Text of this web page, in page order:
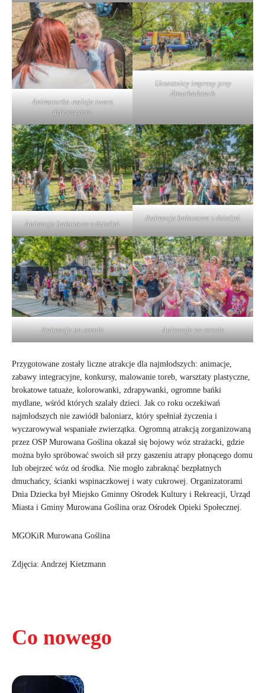
Co nowego
Animatorka maluje twarz
dziewczynce
Uczestnicy imprezy przy
dmuchańcach
Animacje balonowe z dziećmi
Animacje balonowe z dziećmi
Animacje na scenie Animacje na scenie
Przygotowane zostały liczne atrakcje dla najmłodszych: animacje,
zabawy integracyjne, konkursy, malowanie toreb, warsztaty plastyczne,
brokatowe tatuaże, kolorowanki, zdrapywanki, ogromne bańki
mydlane, wśród których szalały dzieci. Jak co roku oczekiwań
najmłodszych nie zawiódł baloniarz, który spełniał życzenia i
wyczarowywał wspaniałe zwierzątka. Ogromną atrakcją zorganizowaną
przez OSP Murowana Goślina okazał się bojowy wóz strażacki, gdzie
można było spróbować swoich sił przy gaszeniu atrapy płonącego domu
lub obejrzeć wóz od środka. Nie mogło zabraknąć bezpłatnych
dmuchańcy, ścianki wspinaczkowej i waty cukrowej. Organizatorami
Dnia Dziecka był Miejsko Gminny Ośrodek Kultury i Rekreacji, Urząd
Miasta i Gminy Murowana Goślina oraz Ośrodek Opieki Społecznej.
MGOKiR Murowana Goślina
Zdjęcia: Andrzej Kietzmann